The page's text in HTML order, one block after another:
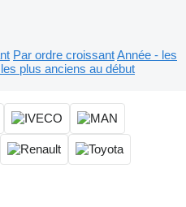
Par ordre croissantAnnée - les
plus anciens au début